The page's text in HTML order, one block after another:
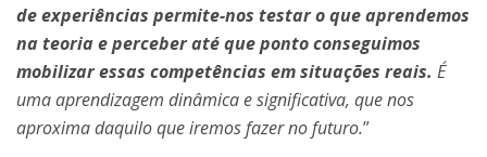
de experiências permite-nos testar o que aprendemos
na teoria e perceber até que ponto conseguimos
mobilizar essas competências em situações reais. É
uma aprendizagem dinâmica e significativa, que nos
aproxima daquilo que iremos fazer no futuro.”